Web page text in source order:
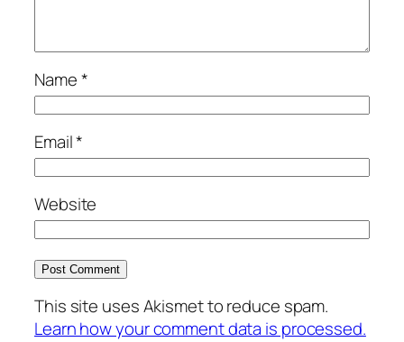
Name*
Email*
Website
This site uses Akismet to reduce spam.
Learn how your comment data is processed.